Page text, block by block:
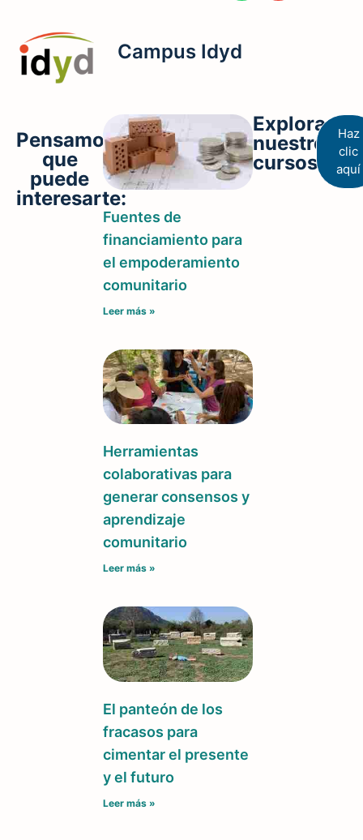
Pensamos
que
puede
interesarte:
Fuentes de
financiamiento para
el empoderamiento
comunitario
Leer más »
Herramientas
colaborativas para
generar consensos y
aprendizaje
comunitario
Leer más »
El panteón de los
fracasos para
cimentar el presente
y el futuro
Leer más »
Explora
nuestros
cursos
Haz
clic
aquí
Campus Idyd